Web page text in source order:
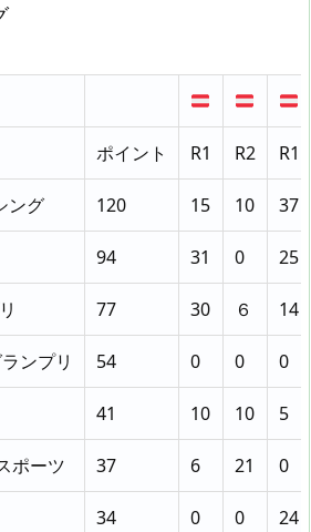
ポイント R1 R2 R1
ング 120 15 10 37
94 31 0 25
77 30 ６ 14
ンプリ 54 0 0 0
41 10 10 5
ポーツ 37 6 21 0
34 0 0 24